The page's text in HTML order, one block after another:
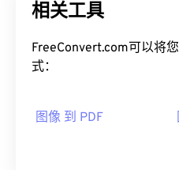
相关工具
FreeConvert.com可以将
式：
图像 到 PDF